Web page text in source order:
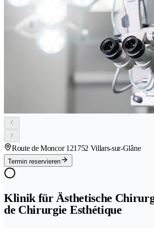
Route de Moncor 121752 Villars-sur-Glâne
Termin reservieren
Klinik für Ästhetische
de Chirurgie Esthétique